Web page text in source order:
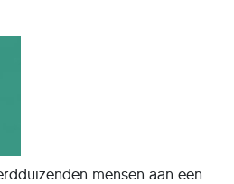
mensen aan een